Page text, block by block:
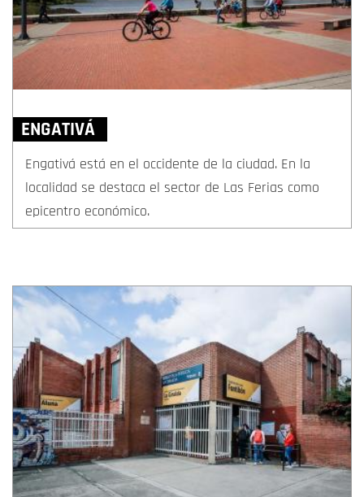
ENGATIVÁ
Engativá está en el occidente de la ciudad. En la
localidad se destaca el sector de Las Ferias como
epicentro económico.